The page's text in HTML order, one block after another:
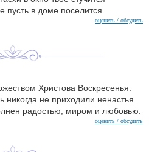
пусть в доме поселится.
оценить / обсудить
Христова Воскресенья.
не приходили ненастья.
радостью, миром и любовью.
оценить / обсудить